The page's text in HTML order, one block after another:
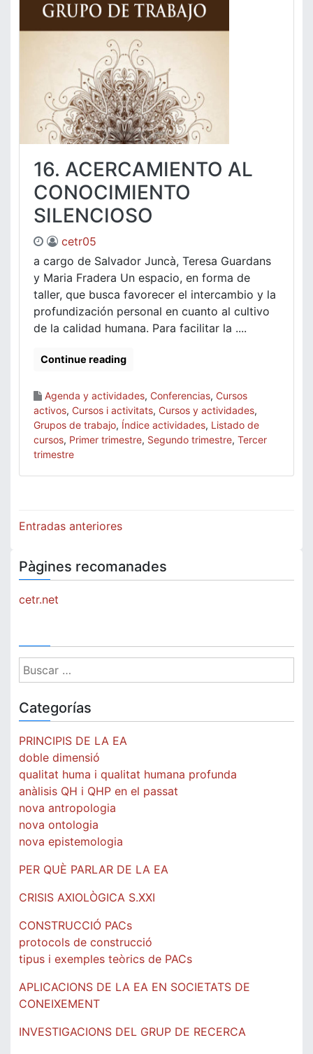
16. ACERCAMIENTO AL
CONOCIMIENTO
SILENCIOSO
cetr05
a cargo de Salvador Juncà, Teresa Guardans
y Maria Fradera Un espacio, en forma de
taller, que busca favorecer el intercambio y la
profundización personal en cuanto al cultivo
de la calidad humana. Para facilitar la ....
Continue reading
Agenda y actividades, Conferencias, Cursos
activos, Cursos i activitats, Cursos y actividades,
Grupos de trabajo, Índice actividades, Listado de
cursos, Primer trimestre, Segundo trimestre, Tercer
trimestre
Navegación
entradas
Entradas anteriores
Pàgines recomanades
cetr.net
Buscar:
Categorías
PRINCIPIS DE LA EA
doble dimensió
qualitat huma i qualitat humana profunda
anàlisis QH i QHP en el passat
nova antropologia
nova ontologia
nova epistemologia
PER QUÈ PARLAR DE LA EA
CRISIS AXIOLÒGICA S.XXI
CONSTRUCCIÓ PACs
protocols de construcció
tipus i exemples teòrics de PACs
APLICACIONS DE LA EA EN SOCIETATS DE
CONEIXEMENT
INVESTIGACIONS DEL GRUP DE RECERCA